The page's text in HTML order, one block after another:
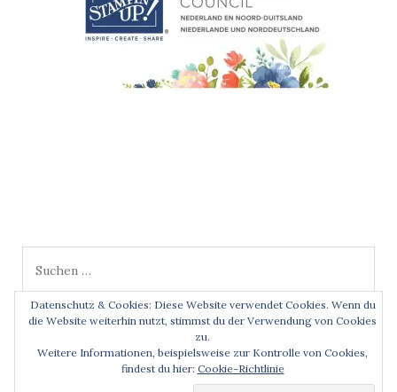
Kreative Momente. All rights reserved.
Datenschutz & Cookies: Diese Website verwendet Cookies. Wenn du
die Website weiterhin nutzt, stimmst du der Verwendung von Cookies
zu.
Weitere Informationen, beispielsweise zur Kontrolle von Cookies,
findest du hier: Cookie-Richtlinie